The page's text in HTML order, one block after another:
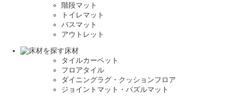
階段マット
トイレマット
バスマット
アウトレット
床材
タイルカーペット
フロアタイル
ダイニングラグ・クッションフロア
ジョイントマット・パズルマット